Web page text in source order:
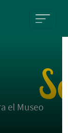
el Museo